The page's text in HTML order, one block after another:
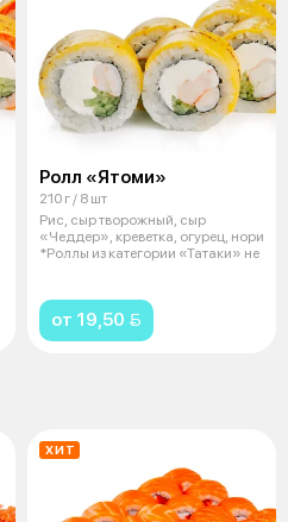
Ролл «Ятоми»
210 г / 8 шт
Рис, сыр творожный, сыр
«Чеддер», креветка, огурец, нори
*Роллы из категории «Татаки» не
от 19,50 
ХИТ